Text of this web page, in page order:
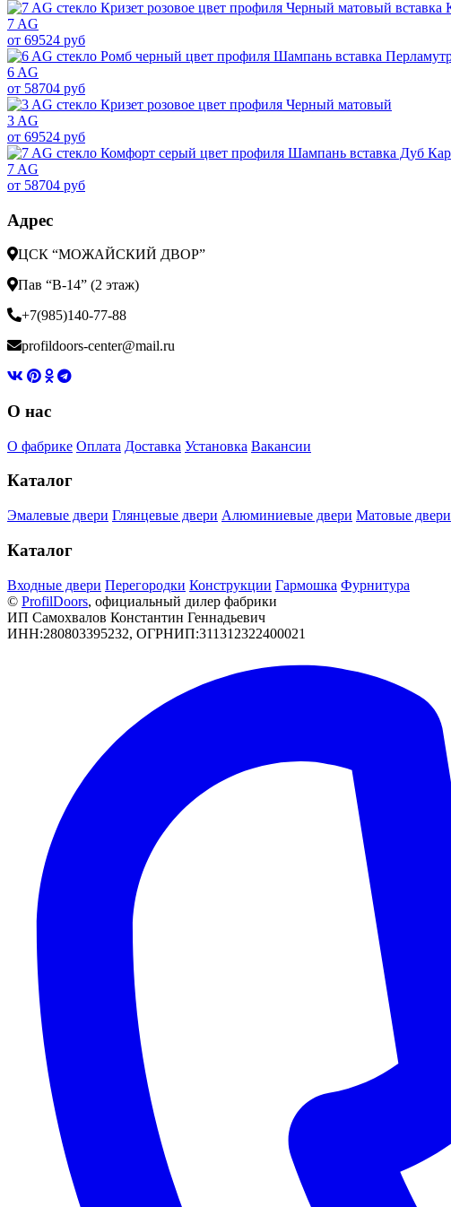
7 AG
от 69524 руб
6 AG
от 58704 руб
3 AG
от 69524 руб
7 AG
от 58704 руб
Адрес
ЦСК “МОЖАЙСКИЙ ДВОР”
Пав “В-14” (2 этаж)
+7(985)140-77-88
profildoors-center@mail.ru
О нас
О фабрике Оплата Доставка Установка Вакансии
Каталог
Эмалевые двери Глянцевые двери Алюминиевые двери Матовые двери
Каталог
Входные двери Перегородки Конструкции Гармошка Фурнитура
© РrofilDoors, официальный дилер фабрики
ИП Самохвалов Константин Геннадьевич
ИНН:280803395232, ОГРНИП:311312322400021